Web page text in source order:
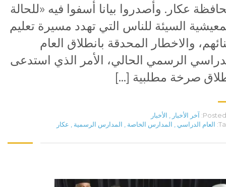
عكار. وأصدروا بيانا أسفوا فيه «للحالة
السيئة للناس التي تهدد مسيرة تعليم
والاخطار المحدقة بانطلاق العام
الرسمي الحالي، الأمر الذي استدعى
صرخة مطلبية […]
Posted آخر الأخبار , الأخبار
العام الدراسي , المدارس الخاصة , المدارس الرسمية , عكار